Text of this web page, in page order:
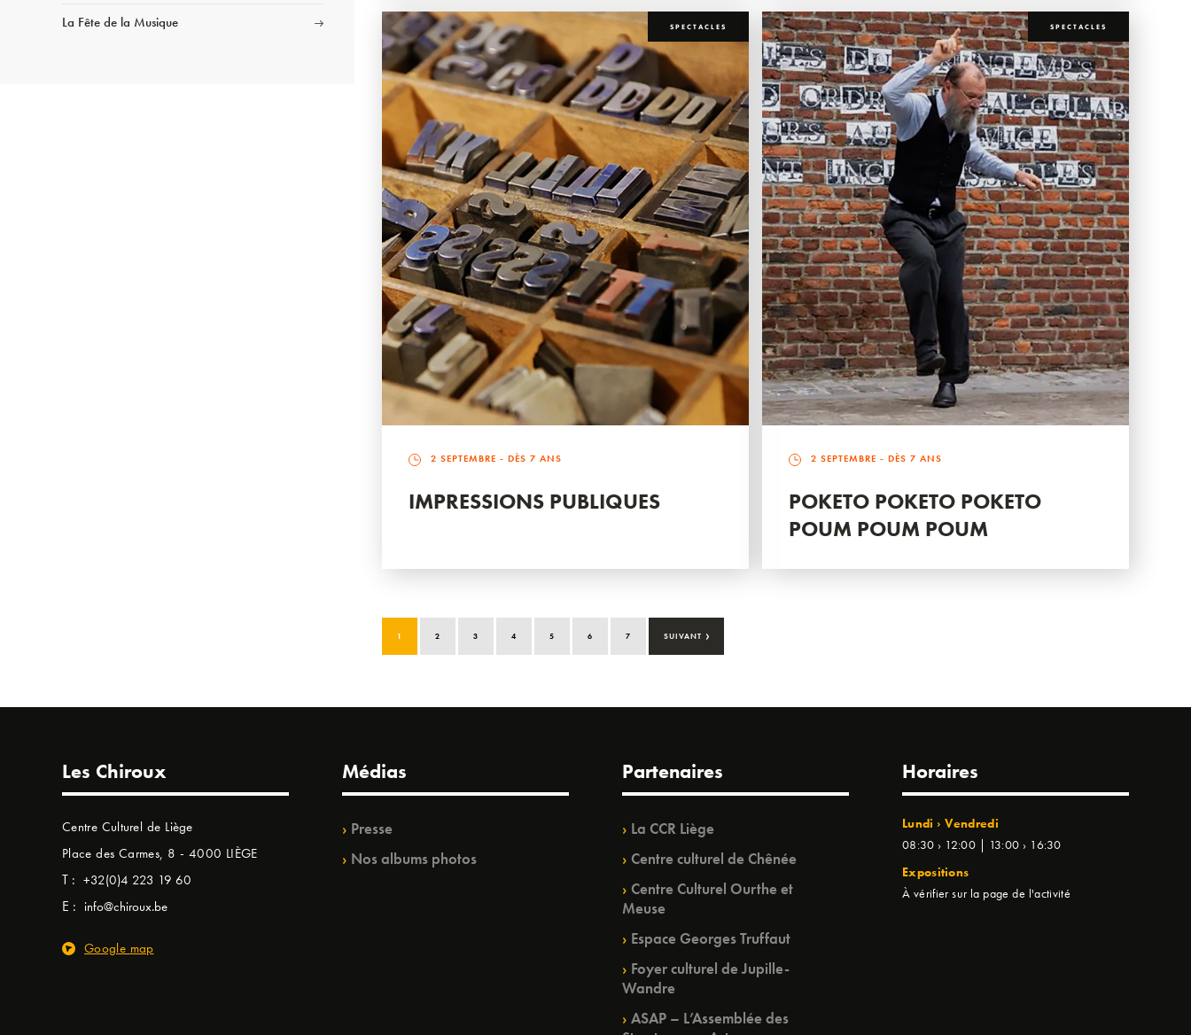
La Fête de la Musique SPECTACLES
2 SEPTEMBRE - DÈS 7 ANS
IMPRESSIONS PUBLIQUES
SPECTACLES
2 SEPTEMBRE - DÈS 7 ANS
POKETO POKETO POKETO
POUM POUM POUM
1 2 3 4 5 6 7 SUIVANT ›
Les Chiroux
Centre Culturel de Liège
Place des Carmes, 8 - 4000 LIÈGE
T : +32(0)4 223 19 60
E : info@chiroux.be
Google map
Médias
Presse
Nos albums photos
Partenaires
La CCR Liège
Centre culturel de Chênée
Centre Culturel Ourthe et
Meuse
Espace Georges Truffaut
Foyer culturel de Jupille-
Wandre
ASAP – L’Assemblée des
Horaires
Lundi › Vendredi
08:30 › 12:00 | 13:00 › 16:30
Expositions
À vérifier sur la page de l'activité